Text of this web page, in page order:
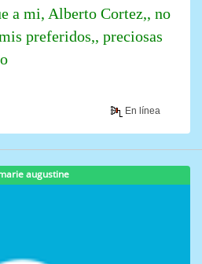
a mi, Alberto Cortez,, no
preferidos,, preciosas
En línea
augustine